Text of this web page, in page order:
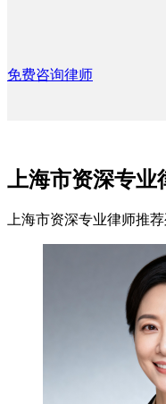
免费咨询律师
上海市资深专业
上海市资深专业律师推